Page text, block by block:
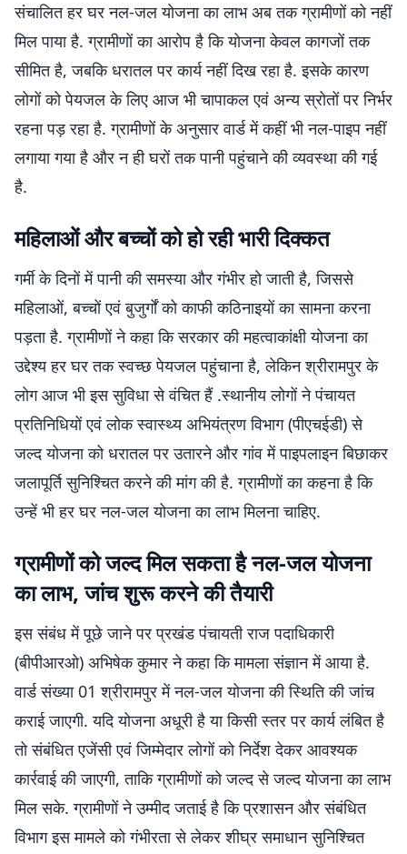
संचालित हर घर नल-जल योजना का लाभ अब तक ग्रामीणों को नहीं
मिल पाया है. ग्रामीणों का आरोप है कि योजना केवल कागजों तक
सीमित है, जबकि धरातल पर कार्य नहीं दिख रहा है. इसके कारण
लोगों को पेयजल के लिए आज भी चापाकल एवं अन्य स्रोतों पर निर्भर
रहना पड़ रहा है. ग्रामीणों के अनुसार वार्ड में कहीं भी नल-पाइप नहीं
लगाया गया है और न ही घरों तक पानी पहुंचाने की व्यवस्था की गई
है.
महिलाओं और बच्चों को हो रही भारी दिक्कत
गर्मी के दिनों में पानी की समस्या और गंभीर हो जाती है, जिससे
महिलाओं, बच्चों एवं बुजुर्गों को काफी कठिनाइयों का सामना करना
पड़ता है. ग्रामीणों ने कहा कि सरकार की महत्वाकांक्षी योजना का
उद्देश्य हर घर तक स्वच्छ पेयजल पहुंचाना है, लेकिन श्रीरामपुर के
लोग आज भी इस सुविधा से वंचित हैं .स्थानीय लोगों ने पंचायत
प्रतिनिधियों एवं लोक स्वास्थ्य अभियंत्रण विभाग (पीएचईडी) से
जल्द योजना को धरातल पर उतारने और गांव में पाइपलाइन बिछाकर
जलापूर्ति सुनिश्चित करने की मांग की है. ग्रामीणों का कहना है कि
उन्हें भी हर घर नल-जल योजना का लाभ मिलना चाहिए.
ग्रामीणों को जल्द मिल सकता है नल-जल योजना
का लाभ, जांच शुरू करने की तैयारी
इस संबंध में पूछे जाने पर प्रखंड पंचायती राज पदाधिकारी
(बीपीआरओ) अभिषेक कुमार ने कहा कि मामला संज्ञान में आया है.
वार्ड संख्या 01 श्रीरामपुर में नल-जल योजना की स्थिति की जांच
कराई जाएगी. यदि योजना अधूरी है या किसी स्तर पर कार्य लंबित है
तो संबंधित एजेंसी एवं जिम्मेदार लोगों को निर्देश देकर आवश्यक
कार्रवाई की जाएगी, ताकि ग्रामीणों को जल्द से जल्द योजना का लाभ
मिल सके. ग्रामीणों ने उम्मीद जताई है कि प्रशासन और संबंधित
विभाग इस मामले को गंभीरता से लेकर शीघ्र समाधान सुनिश्चित